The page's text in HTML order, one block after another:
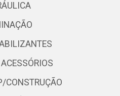
CONSTRUÇÃO